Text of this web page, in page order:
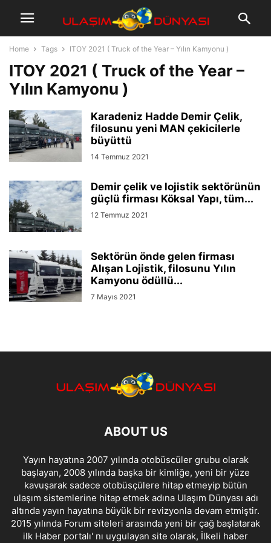
Home Tags ITOY 2021 ( Truck of the Year – Yılın Kamyonu )
ITOY 2021 ( Truck of the Year –
Yılın Kamyonu )
Karadeniz Hadde Demir Çelik,
filosunu yeni MAN çekicilerle
büyüttü
14 Temmuz 2021
Demir çelik ve lojistik sektörünün
güçlü firması Köksal Yapı, tüm...
12 Temmuz 2021
Sektörün önde gelen firması
Alışan Lojistik, filosunu Yılın
Kamyonu ödüllü...
7 Mayıs 2021
ABOUT US
Yayın hayatına 2007 yılında otobüscüler grubu olarak
başlayan, 2008 yılında başka bir kimliğe, yeni bir yüze
kavuşarak sadece otobüsçülere hitap etmeyip bütün
ulaşım sistemlerine hitap etmek adına Ulaşım Dünyası adı
altında yayın hayatına büyük bir revizyonla devam etmiştir.
2015 yılında Forum siteleri arasında yeni bir çağ başlatarak
ilk Haber portalı' nı uygulayan site olarak, İlkeli haber